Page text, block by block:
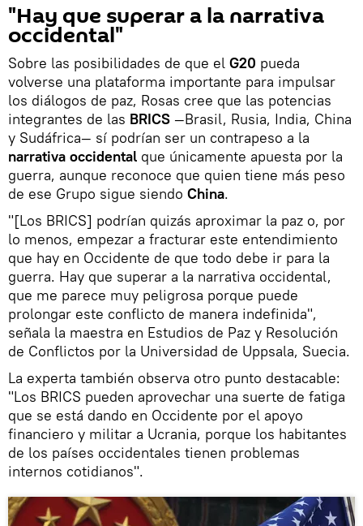
"Hay que superar a la narrativa
occidental"
Sobre las posibilidades de que el G20 pueda
volverse una plataforma importante para impulsar
los diálogos de paz, Rosas cree que las potencias
integrantes de las BRICS —Brasil, Rusia, India, China
y Sudáfrica— sí podrían ser un contrapeso a la
narrativa occidental que únicamente apuesta por la
guerra, aunque reconoce que quien tiene más peso
de ese Grupo sigue siendo China.
"[Los BRICS] podrían quizás aproximar la paz o, por
lo menos, empezar a fracturar este entendimiento
que hay en Occidente de que todo debe ir para la
guerra. Hay que superar a la narrativa occidental,
que me parece muy peligrosa porque puede
prolongar este conflicto de manera indefinida",
señala la maestra en Estudios de Paz y Resolución
de Conflictos por la Universidad de Uppsala, Suecia.
La experta también observa otro punto destacable:
"Los BRICS pueden aprovechar una suerte de fatiga
que se está dando en Occidente por el apoyo
financiero y militar a Ucrania, porque los habitantes
de los países occidentales tienen problemas
internos cotidianos".